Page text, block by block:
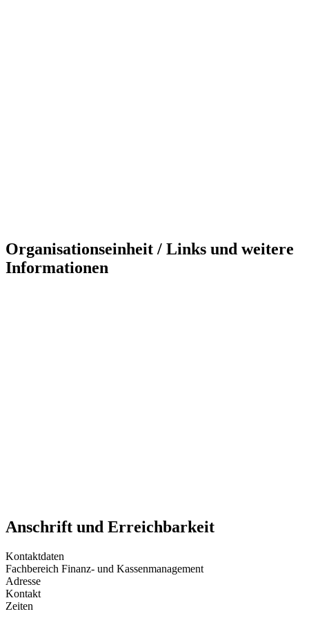
Organisationseinheit / Links und weitere
Informationen
Anschrift und Erreichbarkeit
Kontaktdaten
Fachbereich Finanz- und Kassenmanagement
Adresse
Kontakt
Zeiten